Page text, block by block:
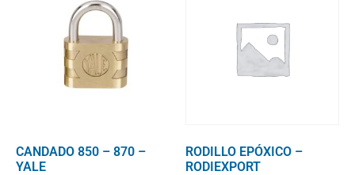
CANDADO 850 – 870 –
YALE
RODILLO EPÓXICO –
RODIEXPORT